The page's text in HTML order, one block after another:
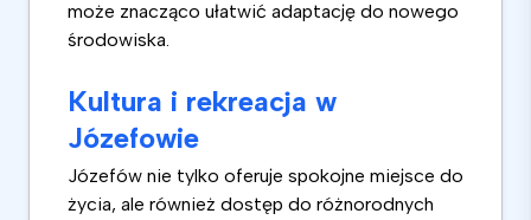
może znacząco ułatwić adaptację do nowego
środowiska.
Kultura i rekreacja w
Józefowie
Józefów nie tylko oferuje spokojne miejsce do
życia, ale również dostęp do różnorodnych